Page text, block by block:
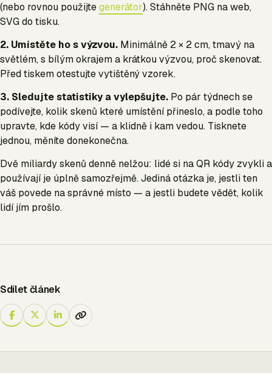
(nebo rovnou použijtegenerátor). Stáhněte PNG na web,
SVG do tisku.
2. Umístěte ho s výzvou. Minimálně 2 × 2 cm, tmavý na
světlém, s bílým okrajem a krátkou výzvou, proč skenovat.
Před tiskem otestujte vytištěný vzorek.
3. Sledujte statistiky a vylepšujte. Po pár týdnech se
podívejte, kolik skenů které umístění přineslo, a podle toho
upravte, kde kódy visí — a klidně i kam vedou. Tisknete
jednou, měníte donekonečna.
Dvě miliardy skenů denně nelžou: lidé si na QR kódy zvykli a
používají je úplně samozřejmě. Jediná otázka je, jestli ten
váš povede na správné místo — a jestli budete vědět, kolik
lidí jím prošlo.
Sdílet článek